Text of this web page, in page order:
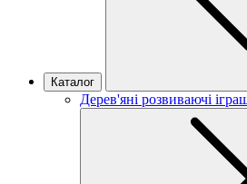
Каталог
Дерев'яні розвиваючі